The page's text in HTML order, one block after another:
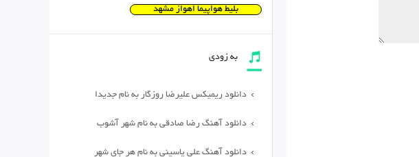
بلیط هواپیما اهواز مشهد
به زودی
دانلود ریمیکس علیرضا روزگار به نام جدیدا
دانلود آهنگ رضا صادقی به نام شهر آشوب
دانلود آهنگ علی یاسینی به نام هر جای شهر